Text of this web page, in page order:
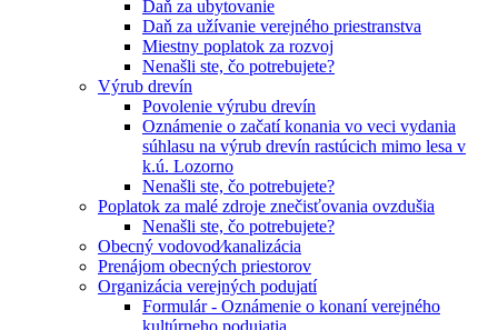
Daň za ubytovanie
Daň za užívanie verejného priestranstva
Miestny poplatok za rozvoj
Nenašli ste, čo potrebujete?
Výrub drevín
Povolenie výrubu drevín
Oznámenie o začatí konania vo veci vydania
súhlasu na výrub drevín rastúcich mimo lesa v
k.ú. Lozorno
Nenašli ste, čo potrebujete?
Poplatok za malé zdroje znečisťovania ovzdušia
Nenašli ste, čo potrebujete?
Obecný vodovod⁄kanalizácia
Prenájom obecných priestorov
Organizácia verejných podujatí
Formulár - Oznámenie o konaní verejného
kultúrneho podujatia